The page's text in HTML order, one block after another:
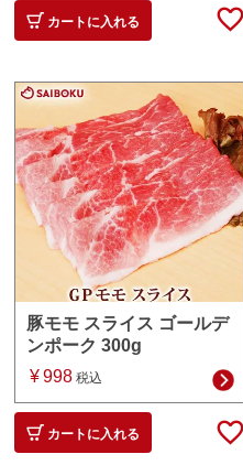
カートに入れる
豚モモ スライス ゴールデ
ンポーク 300g
¥ 998 税込
カートに入れる